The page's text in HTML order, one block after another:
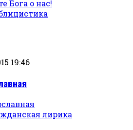
19:46
лирика